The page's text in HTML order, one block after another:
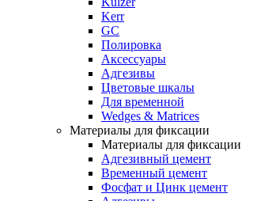
Kerr
GC
Полировка
Аксессуары
Адгезивы
Цветовые шкалы
Для временной
Wedges & Matrices
Материалы для фиксации
Материалы для фиксации
Адгезивный цемент
Временный цемент
Фосфат и Цинк цемент